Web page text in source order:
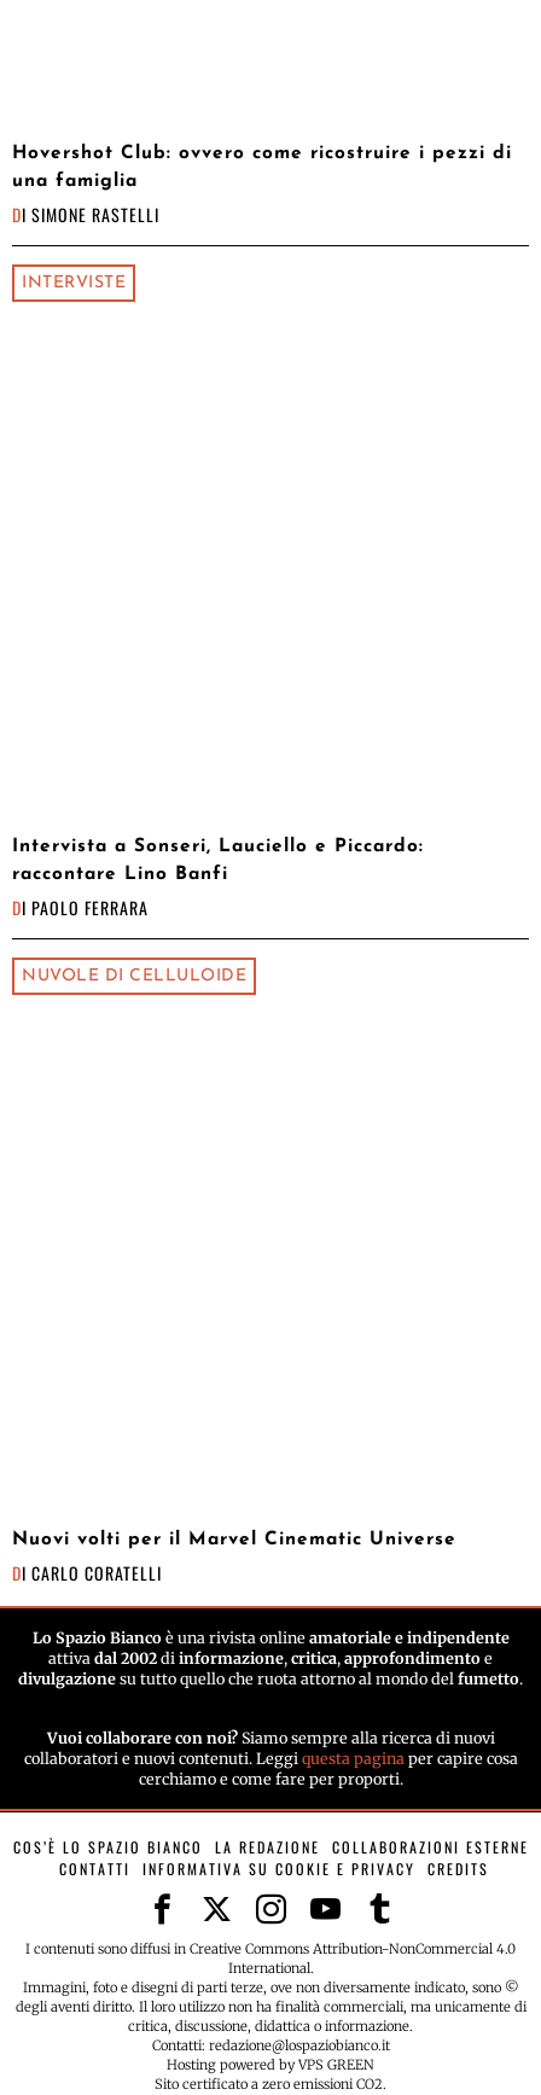
Hovershot Club: ovvero come ricostruire i pezzi di
una famiglia
DI SIMONE RASTELLI
INTERVISTE
Intervista a Sonseri, Lauciello e Piccardo:
raccontare Lino Banfi
DI PAOLO FERRARA
NUVOLE DI CELLULOIDE
Nuovi volti per il Marvel Cinematic Universe
DI CARLO CORATELLI
Lo Spazio Biancoè una rivista online amatoriale e indipendente
attiva dal 2002 di informazione, critica, approfondimento e
divulgazione su tutto quello che ruota attorno al mondo del fumetto.
Vuoi collaborare con noi? Siamo sempre alla ricerca di nuovi
collaboratori e nuovi contenuti. Leggi questa pagina per capire cosa
cerchiamo e come fare per proporti.
COS’È LO SPAZIO BIANCO LA REDAZIONE
COLLABORAZIONI ESTERNE
CONTATTI
INFORMATIVA SU COOKIE E PRIVACY CREDITS
I contenuti sono diffusi in Creative Commons Attribution-NonCommercial 4.0
International.
Immagini, foto e disegni di parti terze, ove non diversamente indicato, sono ©
degli aventi diritto. Il loro utilizzo non ha finalità commerciali, ma unicamente di
critica, discussione, didattica o informazione.
Contatti: redazione@lospaziobianco.it
Hosting powered by VPS GREEN
Sito certificato a zero emissioni CO2.